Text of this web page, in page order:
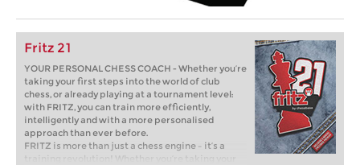
Fritz 21
YOUR PERSONAL CHESS COACH - Whether you’re
taking your first steps into the world of club
chess, or already playing at a tournament level:
with FRITZ, you can train more efficiently,
intelligently and with a more personalised
approach than ever before.
FRITZ is more than just a chess engine – it’s a
training revolution! Whether you’re taking your